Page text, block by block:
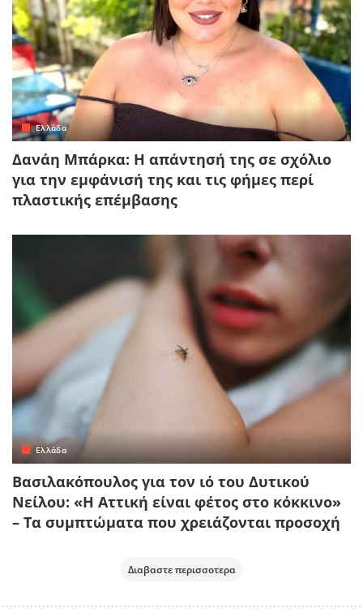
Ελλάδα
Δανάη Μπάρκα: Η απάντησή της σε σχόλιο
για την εμφάνισή της και τις φήμες περί
πλαστικής επέμβασης
Ελλάδα
Βασιλακόπουλος για τον ιό του Δυτικού
Νείλου: «Η Αττική είναι φέτος στο κόκκινο»
– Τα συμπτώματα που χρειάζονται προσοχή
Διαβαστε περισσοτερα